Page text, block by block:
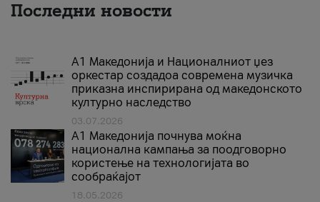
Последни новости
А1 Македонија и Националниот џез
оркестар создадоа современа музичка
приказна инспирирана од македонското
културно наследство
03.07.2026
A1 Македонија почнува моќна
национална кампања за поодговорно
користење на технологијата во
сообраќајот
18.05.2026